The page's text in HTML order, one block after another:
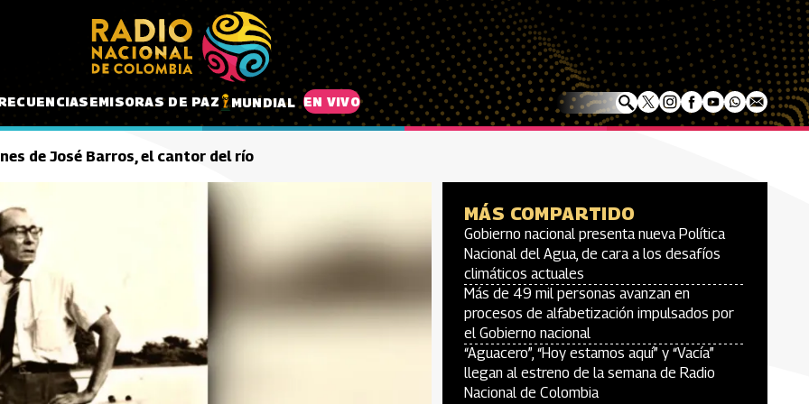
EMISORAS DE PAZ MUNDIAL EN VIVO
de José Barros, el cantor del río
MÁS COMPARTIDO
Gobierno nacional presenta nueva Política
Nacional del Agua, de cara a los desafíos
climáticos actuales
Más de 49 mil personas avanzan en
procesos de alfabetización impulsados por
el Gobierno nacional
“Aguacero”, “Hoy estamos aquí” y “Vacía”
llegan al estreno de la semana de Radio
Nacional de Colombia